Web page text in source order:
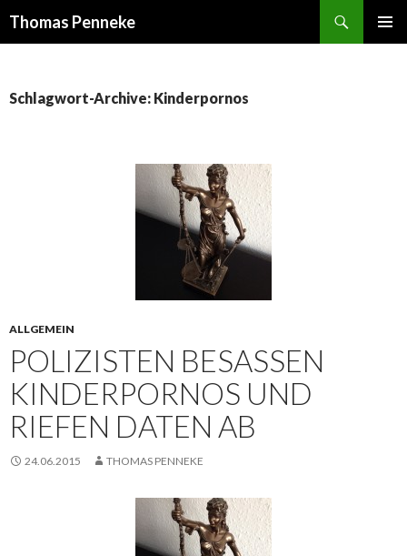
Thomas Penneke
Schlagwort-Archive: Kinderpornos
ALLGEMEIN
POLIZISTEN BESASSEN K
INDERPORNOS UND R
IEFEN DATEN AB
24.06.2015 THOMAS PENNEKE